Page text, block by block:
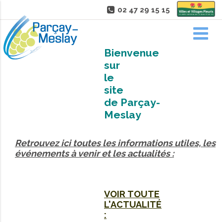
02 47 29 15 15
Bienvenue
sur
le
site
de Parçay-
Meslay
Retrouvez ici toutes les informations utiles, les
événements à venir et les actualités :
VOIR TOUTE
L'ACTUALITÉ
: